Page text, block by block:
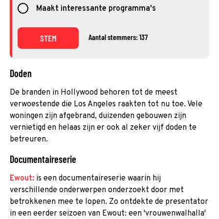
Maakt interessante programma's
STEM Aantal stemmers: 137
Doden
De branden in Hollywood behoren tot de meest
verwoestende die Los Angeles raakten tot nu toe. Vele
woningen zijn afgebrand, duizenden gebouwen zijn
vernietigd en helaas zijn er ook al zeker vijf doden te
betreuren.
Documentaireserie
Ewout: is een documentaireserie waarin hij
verschillende onderwerpen onderzoekt door met
betrokkenen mee te lopen. Zo ontdekte de presentator
in een eerder seizoen van Ewout: een 'vrouwenwalhalla'